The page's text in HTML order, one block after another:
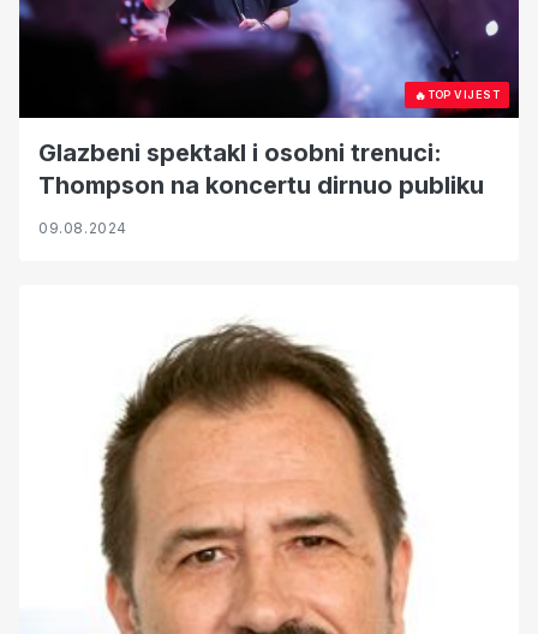
🔥TOP VIJEST
Glazbeni spektakl i osobni trenuci:
Thompson na koncertu dirnuo publiku
09.08.2024